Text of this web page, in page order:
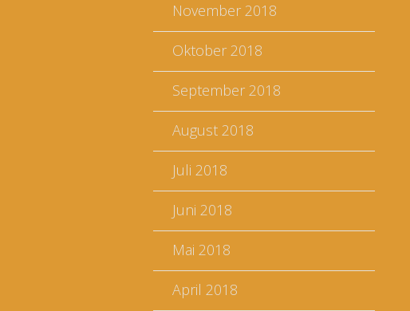
November 2018
Oktober 2018
September 2018
August 2018
Juli 2018
Juni 2018
Mai 2018
April 2018